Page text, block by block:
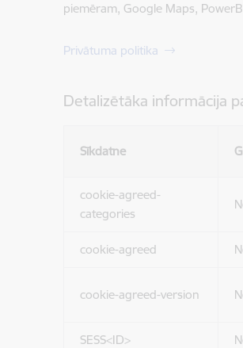
piemēram, Google Maps,
Privātuma politika
Detalizētāka informācija
Sīkdatne
cookie-agreed-
categories
cookie-agreed
cookie-agreed-version
SESS<ID>